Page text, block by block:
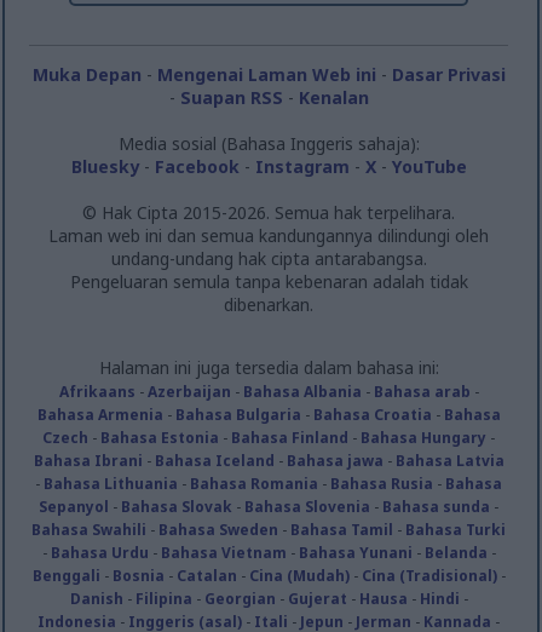
Muka Depan - Mengenai Laman Web ini - Dasar Privasi
- Suapan RSS - Kenalan
Media sosial (Bahasa Inggeris sahaja):
Bluesky- Facebook - Instagram - X- YouTube
© Hak Cipta 2015-2026. Semua hak terpelihara.
Laman web ini dan semua kandungannya dilindungi oleh
undang-undang hak cipta antarabangsa.
Pengeluaran semula tanpa kebenaran adalah tidak
dibenarkan.
Halaman ini juga tersedia dalam bahasa ini:
Afrikaans -Azerbaijan - Bahasa Albania - Bahasa arab -
Bahasa Armenia - Bahasa Bulgaria - Bahasa Croatia - Bahasa
Czech - Bahasa Estonia - Bahasa Finland - Bahasa Hungary -
Bahasa Ibrani - Bahasa Iceland - Bahasa jawa - Bahasa Latvia
- Bahasa Lithuania - Bahasa Romania - Bahasa Rusia - Bahasa
Sepanyol - Bahasa Slovak - Bahasa Slovenia - Bahasa sunda -
Bahasa Swahili - Bahasa Sweden - Bahasa Tamil - Bahasa Turki
- Bahasa Urdu - Bahasa Vietnam - Bahasa Yunani - Belanda -
Benggali - Bosnia - Catalan - Cina (Mudah)- Cina (Tradisional)-
Danish - Filipina - Georgian - Gujerat - Hausa - Hindi -
Indonesia - Inggeris (asal) - Itali - Jepun - Jerman - Kannada -